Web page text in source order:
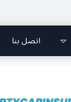
اتصل بنا